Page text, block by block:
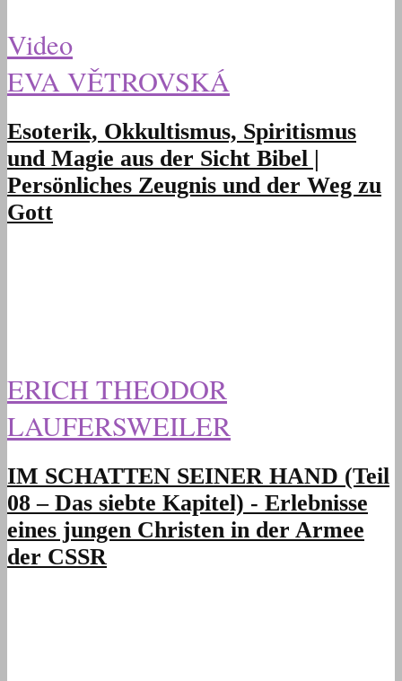
Video
EVA VĚTROVSKÁ
Esoterik, Okkultismus, Spiritismus
und Magie aus der Sicht Bibel |
Persönliches Zeugnis und der Weg zu
Gott
ERICH THEODOR
LAUFERSWEILER
IM SCHATTEN SEINER HAND (Teil
08 – Das siebte Kapitel) - Erlebnisse
eines jungen Christen in der Armee
der CSSR